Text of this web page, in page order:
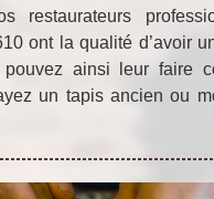
restaurateurs
ont la qualité d’avoir
ainsi leur faire
un tapis ancien ou